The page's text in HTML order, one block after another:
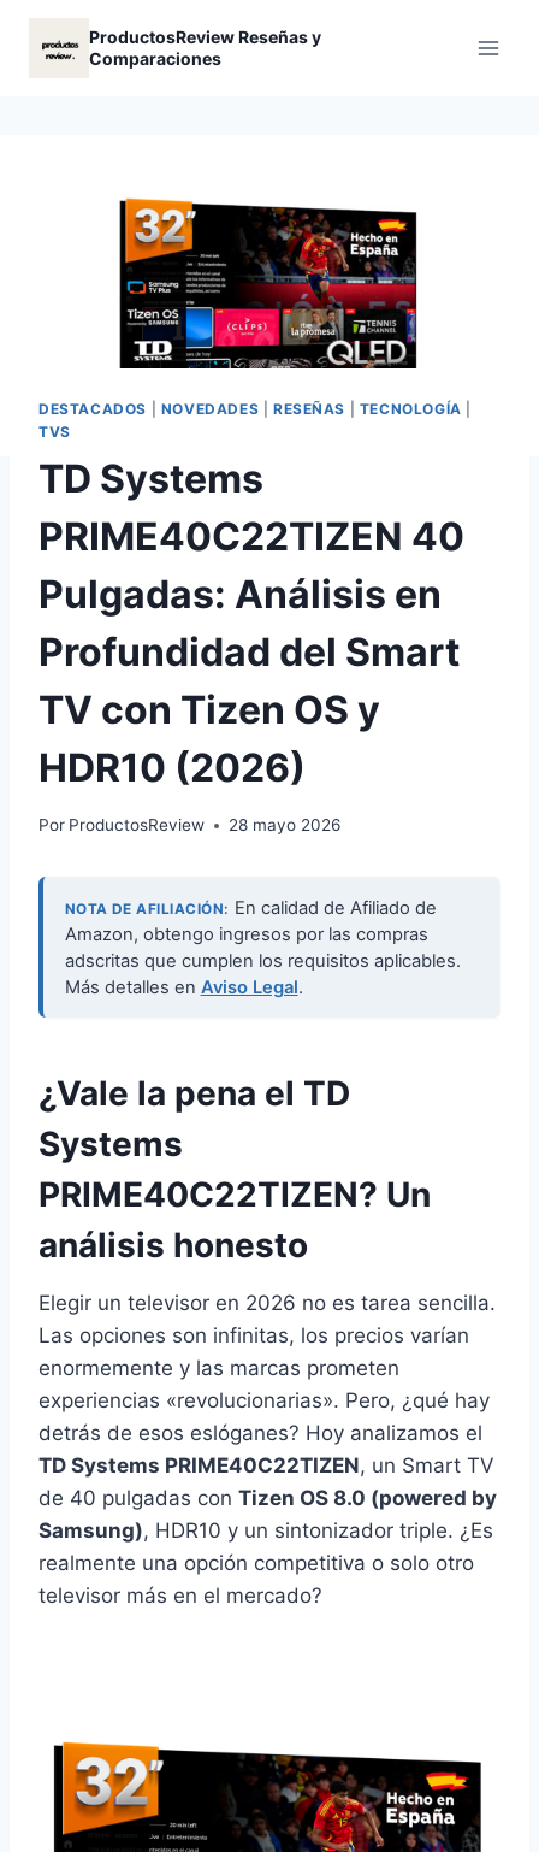
Saltar
contenido
ProductosReview Reseñas y
Comparaciones
DESTACADOS NOVEDADES RESEÑAS TECNOLOGÍA
TVS
TD Systems
PRIME40C22TIZEN 40
Pulgadas: Análisis en
Profundidad del Smart
TV con Tizen OS y
HDR10 (2026)
Por ProductosReview 28 mayo 2026
NOTA DE AFILIACIÓN: En calidad de Afiliado de
Amazon, obtengo ingresos por las compras
adscritas que cumplen los requisitos aplicables.
Más detalles en Aviso Legal.
¿Vale la pena el TD
Systems
PRIME40C22TIZEN? Un
análisis honesto
Elegir un televisor en 2026 no es tarea sencilla.
Las opciones son infinitas, los precios varían
enormemente y las marcas prometen
experiencias «revolucionarias». Pero, ¿qué hay
detrás de esos eslóganes? Hoy analizamos el
TD Systems PRIME40C22TIZEN, un Smart TV
de 40 pulgadas con Tizen OS 8.0 (powered by
Samsung), HDR10 y un sintonizador triple. ¿Es
realmente una opción competitiva o solo otro
televisor más en el mercado?